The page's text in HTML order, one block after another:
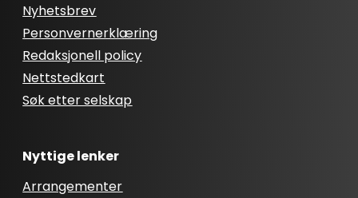
Nyhetsbrev
Personvernerklæring
Redaksjonell policy
Nettstedkart
Søk etter selskap
Nyttige lenker
Arrangementer